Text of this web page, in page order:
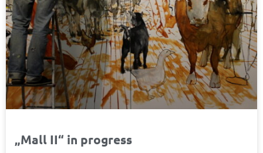
„Mall II“ in progress